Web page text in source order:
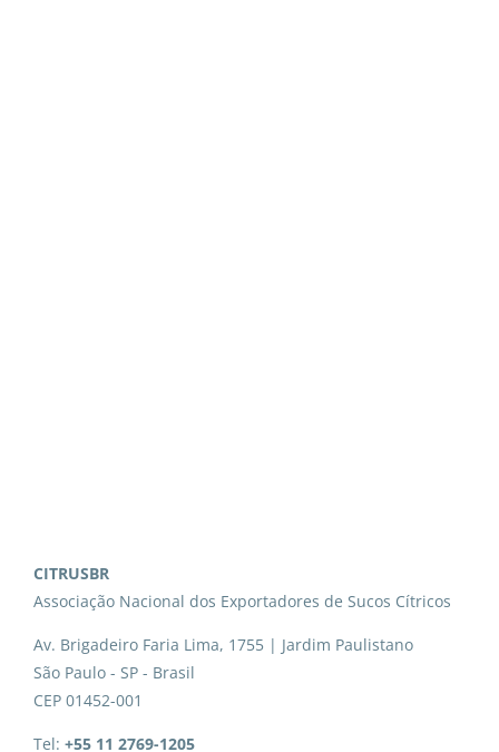
CITRUSBR
Associação Nacional dos Exportadores de Sucos Cítricos
Av. Brigadeiro Faria Lima, 1755 | Jardim Paulistano
São Paulo - SP - Brasil
CEP 01452-001
Tel: +55 11 2769-1205